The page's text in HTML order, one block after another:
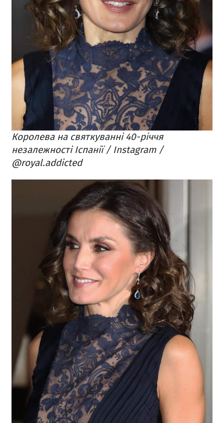
Королева на святкуванні 40-річчя
незалежності Іспанії / Instagram /
@royal.addicted